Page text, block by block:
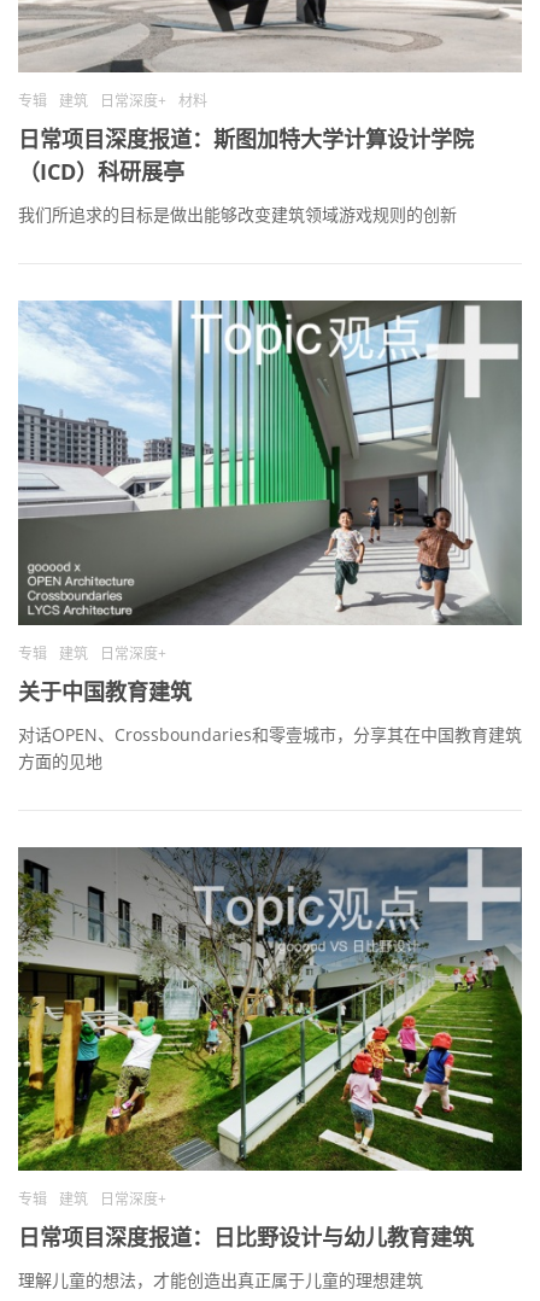
专辑 建筑 日常深度+ 材料
日常项目深度报道：斯图加特大学计算设计学院
（ICD）科研展亭
我们所追求的目标是做出能够改变建筑领域游戏规则的创新
专辑 建筑 日常深度+
关于中国教育建筑
对话OPEN、Crossboundaries和零壹城市，分享其在中国教育建筑
方面的见地
专辑 建筑 日常深度+
日常项目深度报道：日比野设计与幼儿教育建筑
理解儿童的想法，才能创造出真正属于儿童的理想建筑